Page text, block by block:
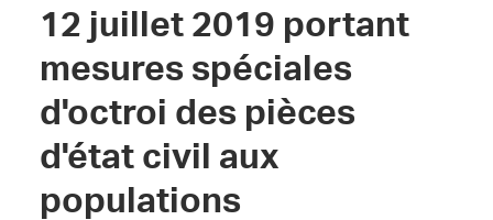
12 juillet 2019 portant
mesures spéciales
d'octroi des pièces
d'état civil aux
populations